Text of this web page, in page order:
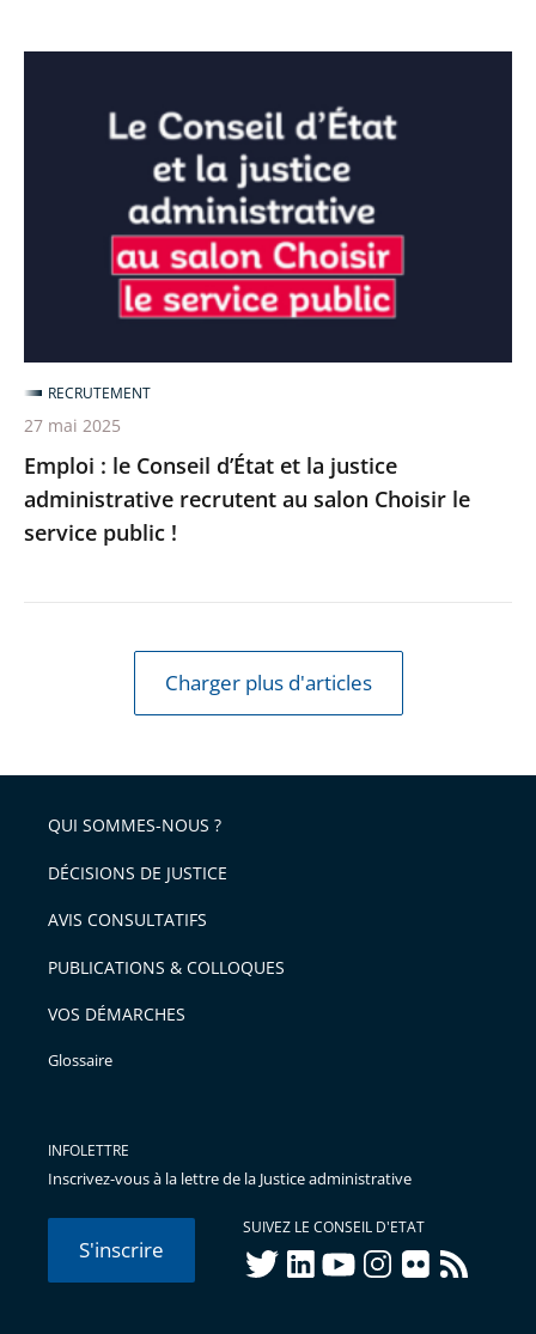
recrutent
au
salon
Choisir
le
service
Emploi : le Conseil d’État et la justice
administrative recrutent au salon Choisir le
service public !
RECRUTEMENT
27 mai 2025
Charger plus d'articles
QUI SOMMES-NOUS ?
DÉCISIONS DE JUSTICE
AVIS CONSULTATIFS
PUBLICATIONS & COLLOQUES
VOS DÉMARCHES
Glossaire
INFOLETTRE
Inscrivez-vous à la lettre de la Justice administrative
S'inscrire
SUIVEZ LE CONSEIL D'ETAT
twitterlinkedInyoutubeinstagram
flickr rss